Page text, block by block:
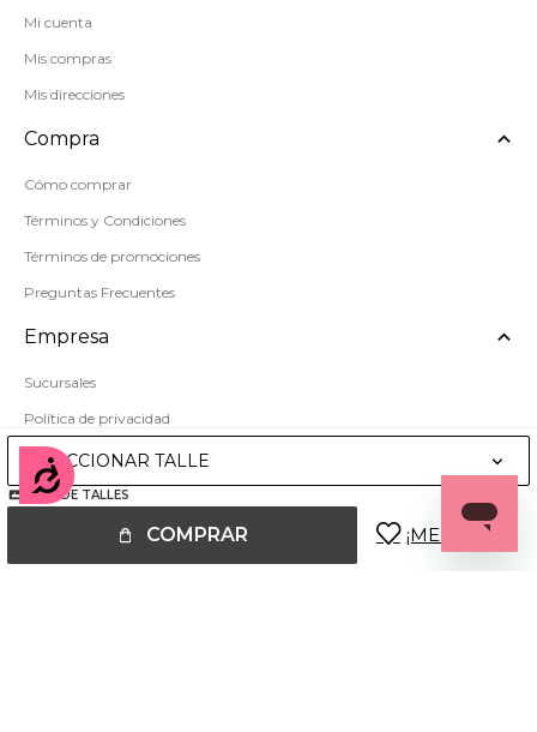
Accesibilidad
SELECCIONAR TALLE
GUÍA DE TALLES
COMPRAR
Mi cuenta
Mis compras
Mis direcciones
Compra
Cómo comprar
Términos y Condiciones
Términos de promociones
Preguntas Frecuentes
Empresa
Sucursales
Política de privacidad
Mapa del sitio